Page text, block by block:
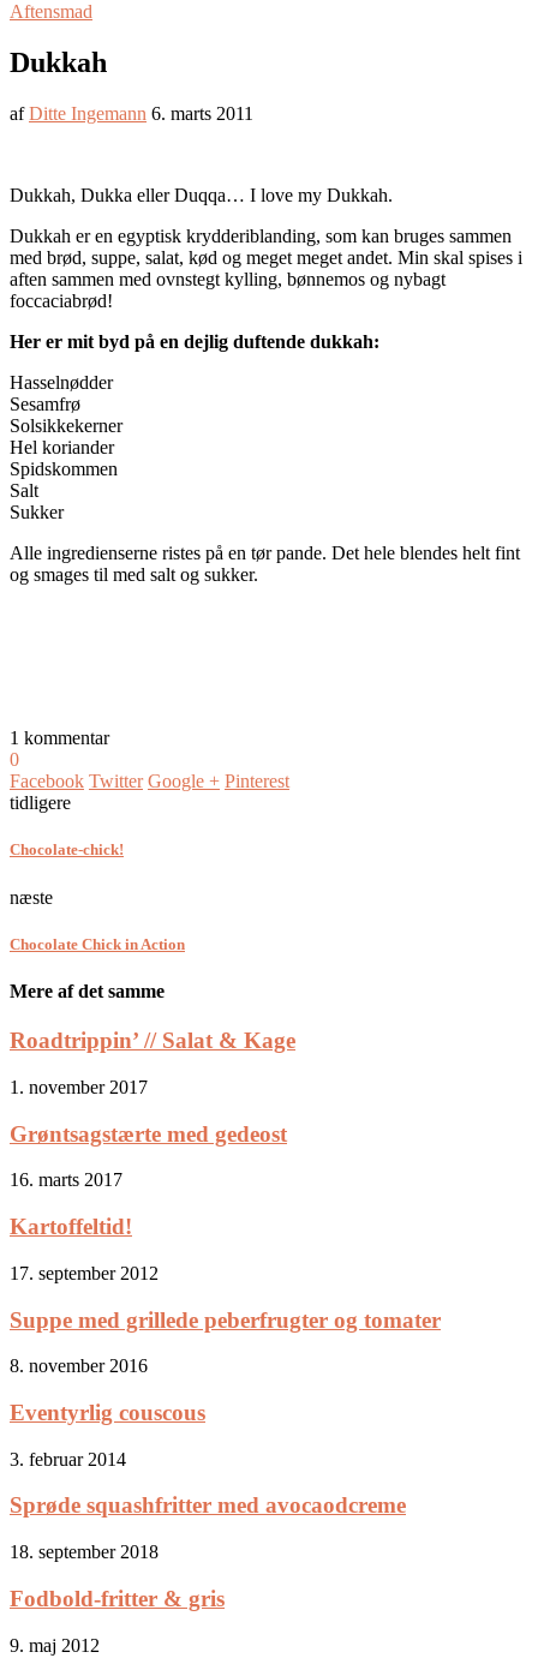
Aftensmad
Dukkah
afDitte Ingemann 6. marts 2011
Dukkah, Dukka eller Duqqa… I love my Dukkah.
Dukkah er en egyptisk krydderiblanding, som kan bruges sammen
med brød, suppe, salat, kød og meget meget andet. Min skal spises i
aften sammen med ovnstegt kylling, bønnemos og nybagt
foccaciabrød!
Her er mit byd på en dejlig duftende dukkah:
Hasselnødder
Sesamfrø
Solsikkekerner
Hel koriander
Spidskommen
Salt
Sukker
Alle ingredienserne ristes på en tør pande. Det hele blendes helt fint
og smages til med salt og sukker.
1 kommentar
0
Facebook Twitter Google + Pinterest
tidligere
Chocolate-chick!
næste
Chocolate Chick in Action
Mere af det samme
Roadtrippin’ // Salat & Kage
1. november 2017
Grøntsagstærte med gedeost
16. marts 2017
Kartoffeltid!
17. september 2012
Suppe med grillede peberfrugter og tomater
8. november 2016
Eventyrlig couscous
3. februar 2014
Sprøde squashfritter med avocaodcreme
18. september 2018
Fodbold-fritter & gris
9. maj 2012